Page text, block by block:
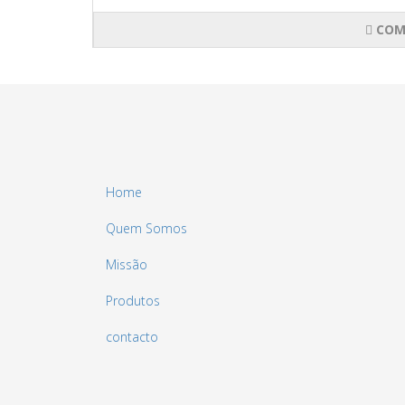
Home
Quem Somos
Missão
Produtos
contacto